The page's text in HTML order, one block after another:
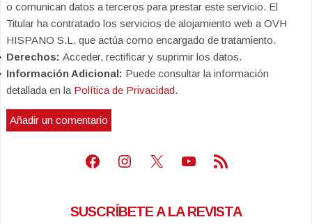
o comunican datos a terceros para prestar este servicio. El
Titular ha contratado los servicios de alojamiento web a OVH
HISPANO S.L. que actúa como encargado de tratamiento.
Derechos: Acceder, rectificar y suprimir los datos.
Información Adicional: Puede consultar la información
detallada en la Política de Privacidad.
Facebook
Instagram
X Youtube
Feed RSS
SUSCRÍBETE A LA REVISTA